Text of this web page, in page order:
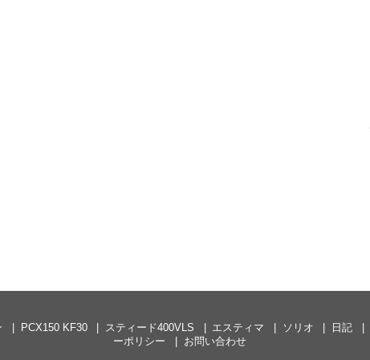
PCX150 KF30 スティード400VLS エスティマ ソリオ 日記
ーポリシー
お問い合わせ